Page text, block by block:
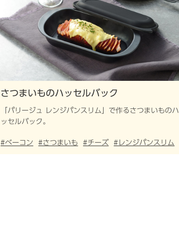
さつまいものハッセルバック
「パリージュ レンジパンスリム」で作るさつまいものハ
ッセルバック。
#ベーコン #さつまいも #チーズ #レンジパンスリム